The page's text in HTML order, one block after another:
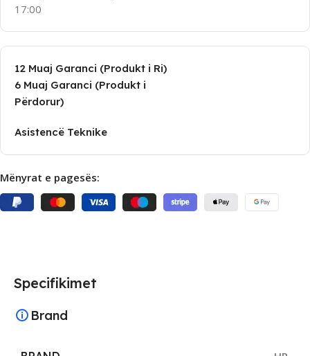
17:00
12 Muaj Garanci (Produkt i Ri)
6 Muaj Garanci (Produkt i
Përdorur)
Asistencë Teknike
Mënyrat e pagesës:
Specifikimet
Brand